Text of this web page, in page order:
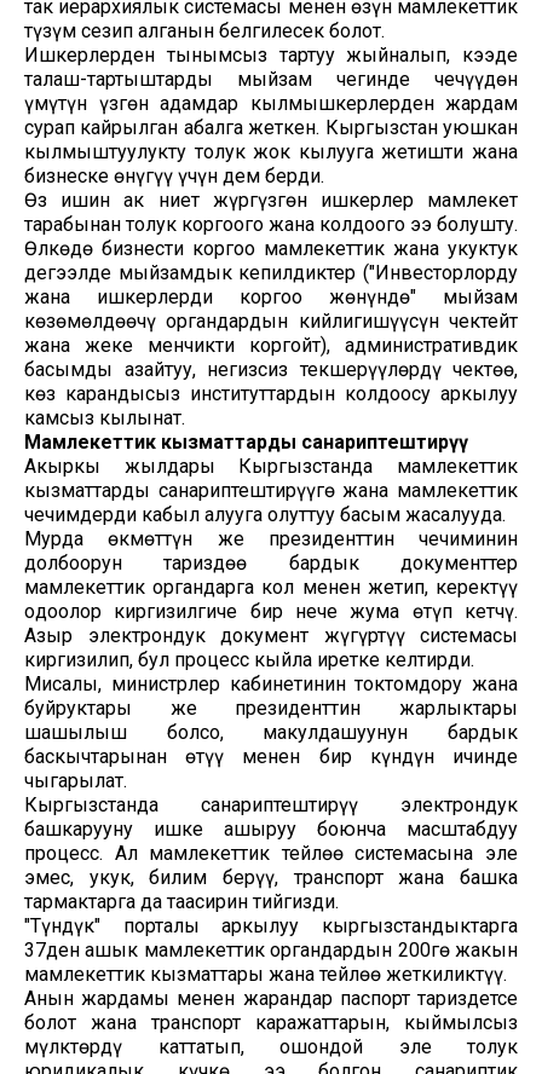
так иерархиялык системасы менен өзүн мамлекеттик
түзүм сезип алганын белгилесек болот.
Ишкерлерден тынымсыз тартуу жыйналып, кээде
талаш-тартыштарды мыйзам чегинде чечүүдөн
үмүтүн үзгөн адамдар кылмышкерлерден жардам
сурап кайрылган абалга жеткен. Кыргызстан уюшкан
кылмыштуулукту толук жок кылууга жетишти жана
бизнеске өнүгүү үчүн дем берди.
Өз ишин ак ниет жүргүзгөн ишкерлер мамлекет
тарабынан толук коргоого жана колдоого ээ болушту.
Өлкөдө бизнести коргоо мамлекеттик жана укуктук
деңгээлде мыйзамдык кепилдиктер ("Инвесторлорду
жана ишкерлерди коргоо жөнүндө" мыйзам
көзөмөлдөөчү органдардын кийлигишүүсүн чектейт
жана жеке менчикти коргойт), административдик
басымды азайтуу, негизсиз текшерүүлөрдү чектөө,
көз карандысыз институттардын колдоосу аркылуу
камсыз кылынат.
Мамлекеттик кызматтарды санариптештирүү
Акыркы жылдары Кыргызстанда мамлекеттик
кызматтарды санариптештирүүгө жана мамлекеттик
чечимдерди кабыл алууга олуттуу басым жасалууда.
Мурда өкмөттүн же президенттин чечиминин
долбоорун тариздөө бардык документтер
мамлекеттик органдарга кол менен жетип, керектүү
оңдоолор киргизилгиче бир нече жума өтүп кетчү.
Азыр электрондук документ жүгүртүү системасы
киргизилип, бул процесс кыйла иретке келтирди.
Мисалы, министрлер кабинетинин токтомдору жана
буйруктары же президенттин жарлыктары
шашылыш болсо, макулдашуунун бардык
баскычтарынан өтүү менен бир күндүн ичинде
чыгарылат.
Кыргызстанда санариптештирүү электрондук
башкарууну ишке ашыруу боюнча масштабдуу
процесс. Ал мамлекеттик тейлөө системасына эле
эмес, укук, билим берүү, транспорт жана башка
тармактарга да таасирин тийгизди.
"Түндүк" порталы аркылуу кыргызстандыктарга
37ден ашык мамлекеттик органдардын 200гө жакын
мамлекеттик кызматтары жана тейлөө жеткиликтүү.
Анын жардамы менен жарандар паспорт тариздетсе
болот жана транспорт каражаттарын, кыймылсыз
мүлктөрдү каттатып, ошондой эле толук